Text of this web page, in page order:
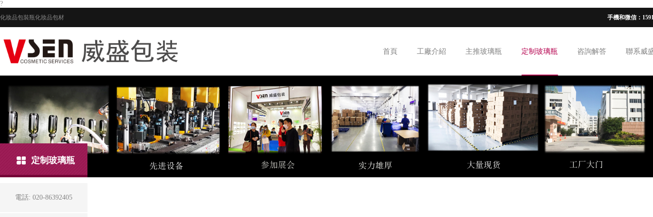
?
化妝品包裝瓶化妝品包材 手機和微信：
首頁 工廠介紹 主推玻璃瓶 定制玻璃瓶 咨詢解答 聯系威
定制玻璃瓶
電話: 020-86392405